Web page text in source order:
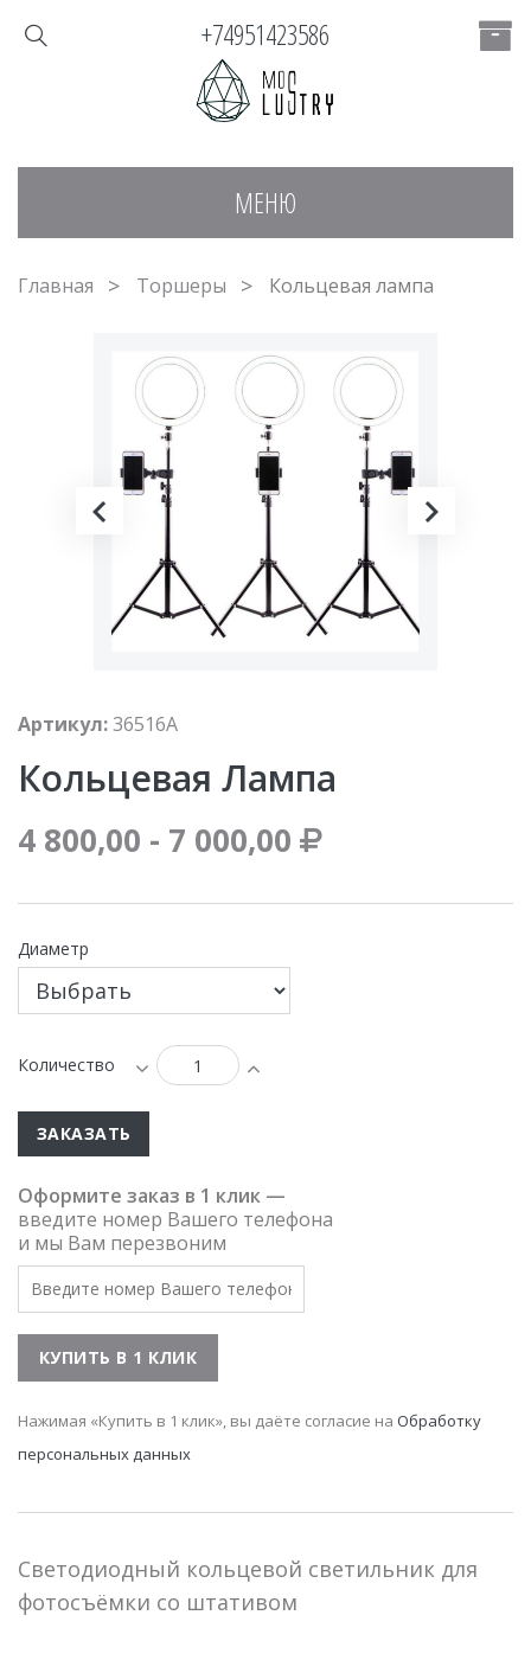
МЕНЮ
+74951423586
Главная Торшеры Кольцевая лампа
Артикул:36516A
Кольцевая Лампа
4 800,00 - 7 000,00
Диаметр
Количество
ЗАКАЗАТЬ
Оформите заказ в 1 клик —
введите номер Вашего телефона
и мы Вам перезвоним
Нажимая «Купить в 1 клик», вы даёте согласие на Обработку
персональных данных
Светодиодный кольцевой светильник для
фотосъёмки со штативом